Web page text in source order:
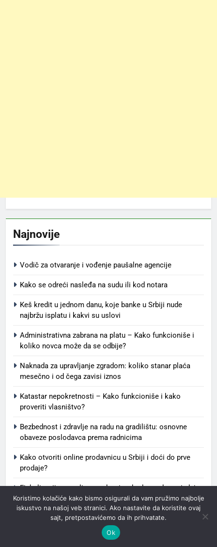
Najnovije
Vodič za otvaranje i vođenje paušalne agencije
Kako se odreći nasleđa na sudu ili kod notara
Keš kredit u jednom danu, koje banke u Srbiji nude
najbržu isplatu i kakvi su uslovi
Administrativna zabrana na platu – Kako funkcioniše i
koliko novca može da se odbije?
Naknada za upravljanje zgradom: koliko stanar plaća
mesečno i od čega zavisi iznos
Katastar nepokretnosti – Kako funkcioniše i kako
proveriti vlasništvo?
Bezbednost i zdravlje na radu na gradilištu: osnovne
obaveze poslodavca prema radnicima
Kako otvoriti online prodavnicu u Srbiji i doći do prve
prodaje?
Fiskalizacija za online prodavnicu, kada prodavac izdaje
fiskalni račun
Koliko puta godišnje organizovati tim bilding u firmi:
preporuke za male i veće timove
Koristimo kolačiće kako bismo osigurali da vam pružimo najbolje
iskustvo na našoj veb stranici. Ako nastavite da koristite ovaj
sajt, pretpostavićemo da ih prihvatate.
Ok